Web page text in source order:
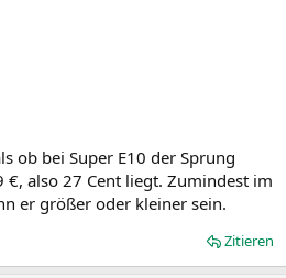
ob bei Super E10 der Sprung
also 27 Cent liegt. Zumindest im
er größer oder kleiner sein.
Zitieren